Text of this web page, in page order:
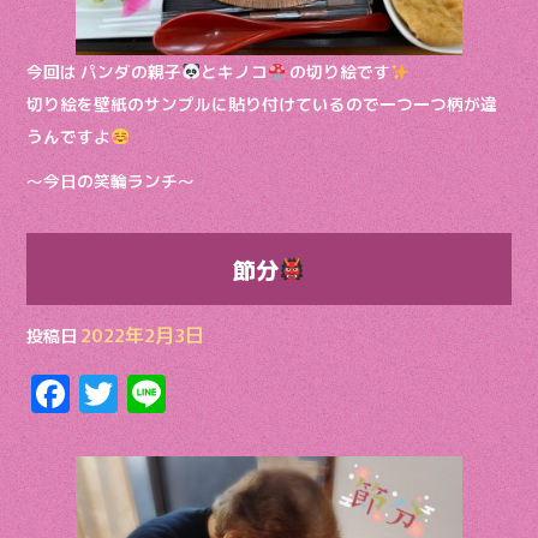
今回は パンダの親子 とキノコ
の切り絵です
切り絵を壁紙のサンプルに貼り付けているので一つ一つ柄が違
うんですよ
〜今日の笑輪ランチ〜
節分
投稿日2022年2月3日
F
ac
e
b
T
w
itt
er
Li
n
e